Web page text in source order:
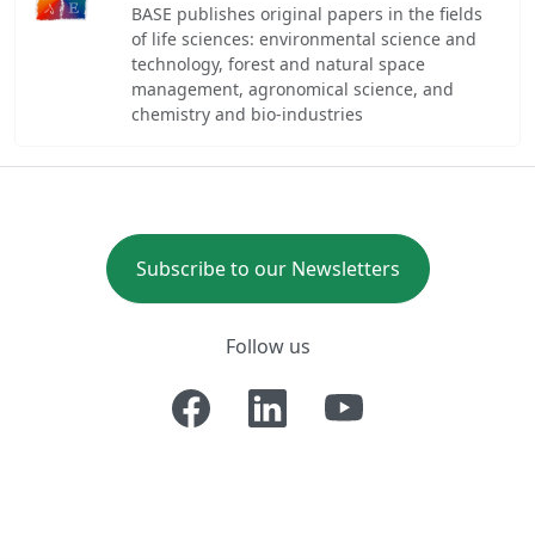
BASE publishes original papers in the fields
of life sciences: environmental science and
technology, forest and natural space
management, agronomical science, and
chemistry and bio-industries
Subscribe to our Newsletters
Follow us